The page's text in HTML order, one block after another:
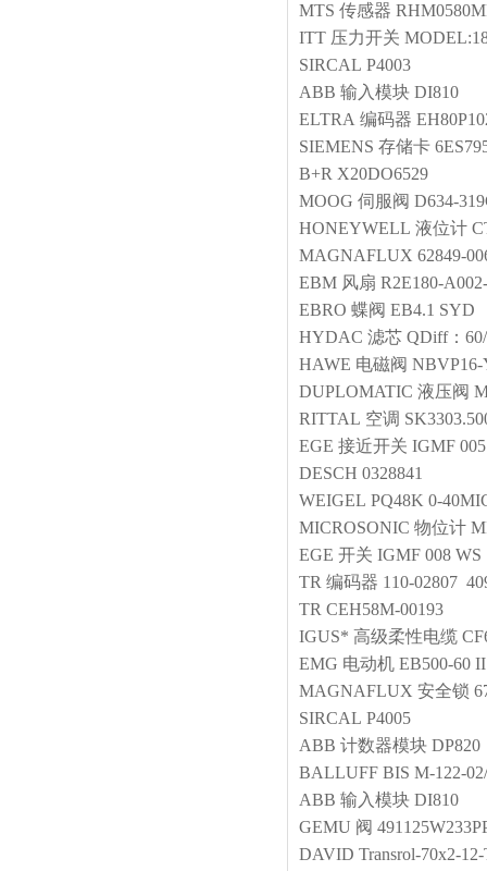
MTS 传感器
ITT 压力开关
SIRCAL P4003
ABB 输入模块 DI810
ELTRA 编码器
SIEMENS 存储卡
B+R X20DO6529
MOOG 伺服阀 D634-
HONEYWELL 液位计
MAGNAFLUX 62849-
EBM 风扇 R2E180-
EBRO 蝶阀 EB4.1
HYDAC 滤芯 QDiff：
HAWE 电磁阀 NBVP16-
DUPLOMATIC 液压阀
RITTAL 空调
EGE 接近开关 IGMF
DESCH 0328841
WEIGEL PQ48K 0-
MICROSONIC 物位计
EGE 开关 IGMF 008 WS
TR 编码器 110-02807
TR CEH58M-00193
IGUS* 高级柔性电缆
EMG 电动机 EB500-60
MAGNAFLUX 安全锁
SIRCAL P4005
ABB 计数器模块 DP820
BALLUFF BIS M-122-
ABB 输入模块 DI810
GEMU 阀
DAVID Transrol-70x2-